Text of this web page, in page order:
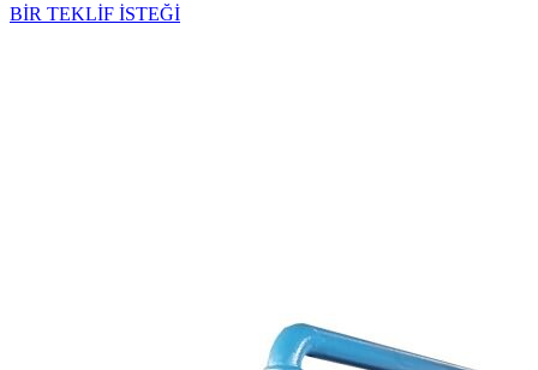
BİR TEKLİF İSTEĞİ